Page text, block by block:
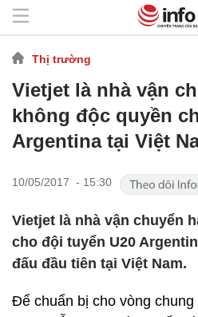
Thị trường
Vietjet là nhà vận
không độc quyền
Argentina tại Việt
10/05/2017 - 15:30
Vietjet là nhà vận chuyển
cho đội tuyển U20
đấu đầu tiên tại Việt Nam.
Để chuẩn bị cho vòng